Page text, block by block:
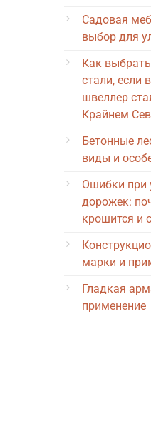
Садовая
выбор для
Как
стали, если
швеллер
Крайнем
Бетонные
виды и
Ошибки при
дорожек:
крошится и
марки и
Гладкая
применение